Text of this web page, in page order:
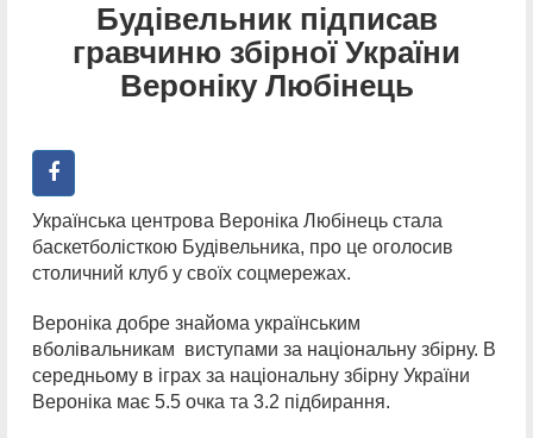
Будівельник підписав
гравчиню збірної України
Вероніку Любінець
Українська центрова Вероніка Любінець стала
баскетболісткою Будівельника, про це оголосив
столичний клуб у своїх соцмережах.
Вероніка добре знайома українським
вболівальникам виступами за національну збірну. В
середньому в іграх за національну збірну України
Вероніка має 5.5 очка та 3.2 підбирання.